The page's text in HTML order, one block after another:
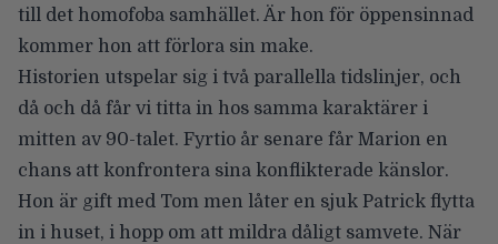
till det homofoba samhället. Är hon för öppensinnad
kommer hon att förlora sin make.
Historien utspelar sig i två parallella tidslinjer, och
då och då får vi titta in hos samma karaktärer i
mitten av 90-talet. Fyrtio år senare får Marion en
chans att konfrontera sina konflikterade känslor.
Hon är gift med Tom men låter en sjuk Patrick flytta
in i huset, i hopp om att mildra dåligt samvete. När